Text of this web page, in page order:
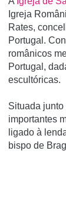
Igreja
Rates,
Portugal.
românicos
Portugal,
escultóricas.
Situada
importantes
ligado à
bispo de